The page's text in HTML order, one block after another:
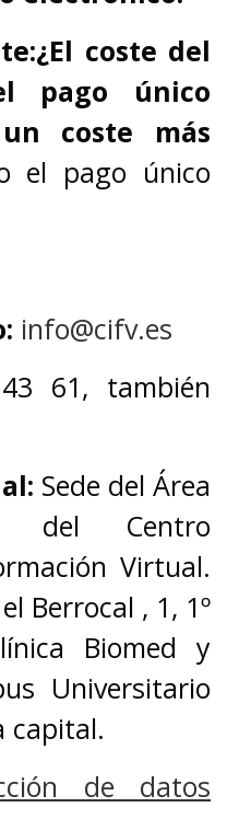
¿El coste del
pago único
coste más
el pago único
info@cifv.es
61, también
Sede del Área
del Centro
Virtual.
Berrocal , 1, 1º
Biomed y
Universitario
capital.
de datos